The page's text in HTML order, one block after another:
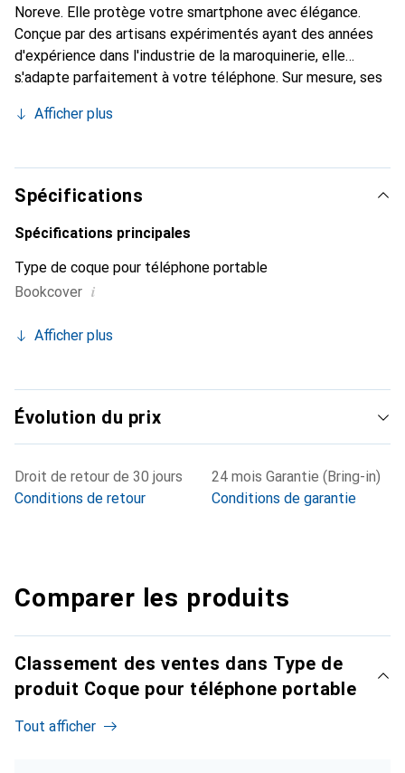
Noreve. Elle protège votre smartphone avec élégance.
Conçue par des artisans expérimentés ayant des années
d'expérience dans l'industrie de la maroquinerie, elle
s'adapte parfaitement à votre téléphone. Sur mesure, ses
Elle devient l'accessoire chic et indispensable pour votre
internationalement pour ses produits de haute qualité et
constitue un choix fiable pour une clientèle exigeante.
Afficher plus
Spécifications
Spécifications principales
Type de coque pour téléphone portable
Bookcover i
Afficher plus
Évolution du prix
Droit de retour de 30 jours
Conditions de retour
24 mois Garantie (Bring-in)
Conditions de garantie
Comparer les produits
Classement des ventes dans Type de
produit Coque pour téléphone portable
Tout afficher